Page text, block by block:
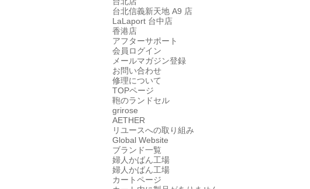
台北信義新天地 A9 店
LaLaport 台中店
香港店
アフターサポート
会員ログイン
メールマガジン登録
お問い合わせ
修理について
TOPページ
鞄のランドセル
grirose
AETHER
リユースへの取り組み
Global Website
ブランド一覧
婦人かばん工場
婦人かばん工場
カートページ